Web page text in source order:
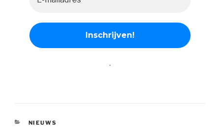
.
CATEGORIEËN
NIEUWS